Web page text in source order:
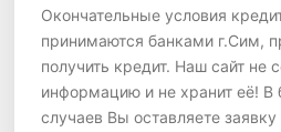
Окончательные условия
принимаются банками г.Сим,
получить кредит. Наш сайт не
информацию и не хранит её! В
случаев Вы оставляете